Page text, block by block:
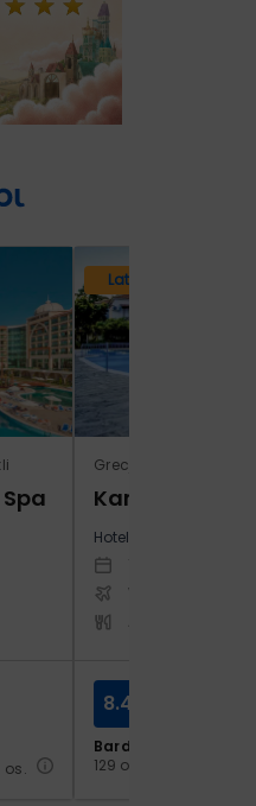
Lato 2026
Grecja / Samos /
Kampos
Hotel:
Warszawa -
Bardzo dobry
129 opinii
8.4